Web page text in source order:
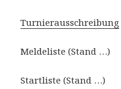
Turnierausschreibung
Meldeliste (Stand …)
Startliste (Stand …)